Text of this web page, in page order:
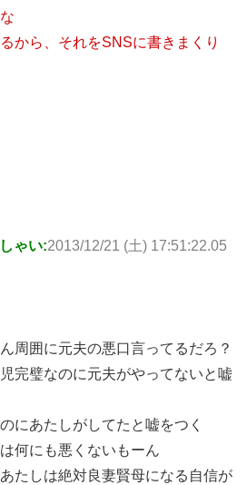
から、それをSNSに書きまくり
ゃい:2013/12/21 (土) 17:51:22.05
周囲に元夫の悪口言ってるだろ？
完璧なのに元夫がやってないと嘘
にあたしがしてたと嘘をつく
何にも悪くないもーん
たしは絶対良妻賢母になる自信が